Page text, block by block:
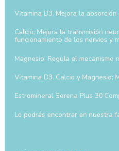
Vitamina D3; Mejora la absorción
Calcio; Mejora la transmisión
funcionamiento de los nervios y
Magnesio; Regula el mecanismo
Vitamina D3, Calcio y Magnesio;
Estromineral Serena Plus 30
Lo podrás encontrar en nuestra